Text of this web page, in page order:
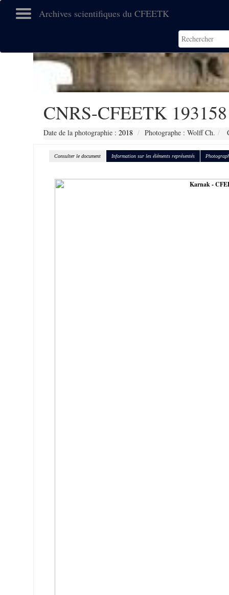
Archives scientifiques du CFEETK
CNRS-CFEETK 193158
Date de la photographie : 2018 Photographe : Wolff Ch.
Consulter le document Information sur les éléments représentés